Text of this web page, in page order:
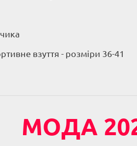
взуття - розміри 36-41
МОДА